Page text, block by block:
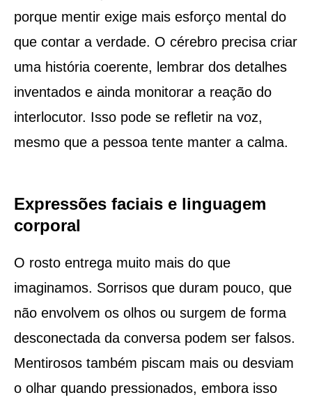
porque mentir exige mais esforço mental do
que contar a verdade. O cérebro precisa criar
uma história coerente, lembrar dos detalhes
inventados e ainda monitorar a reação do
interlocutor. Isso pode se refletir na voz,
mesmo que a pessoa tente manter a calma.
Expressões faciais e linguagem
corporal
O rosto entrega muito mais do que
imaginamos. Sorrisos que duram pouco, que
não envolvem os olhos ou surgem de forma
desconectada da conversa podem ser falsos.
Mentirosos também piscam mais ou desviam
o olhar quando pressionados, embora isso